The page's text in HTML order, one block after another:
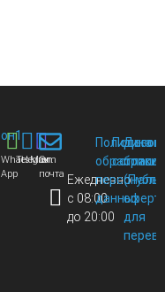
Whats
App
Telegram
MaxЭл.
почта Ежедневно
с 08:00
до 20:00
Политика
обработки
данных
для